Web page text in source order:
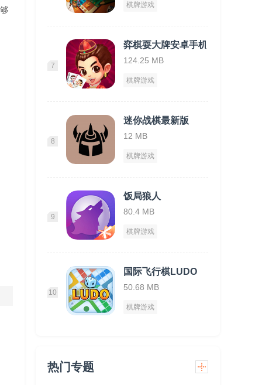
棋牌游戏
7
弈棋耍大牌安卓手机版
124.25 MB
棋牌游戏
8
迷你战棋最新版
12 MB
棋牌游戏
9
饭局狼人
80.4 MB
棋牌游戏
10
国际飞行棋LUDO
50.68 MB
棋牌游戏
热门专题